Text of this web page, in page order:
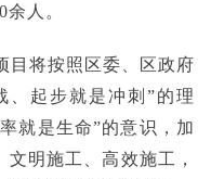
人。
将按照区委、区政府
、起步就是冲刺”的理
就是生命”的意识，加
明施工、高效施工，